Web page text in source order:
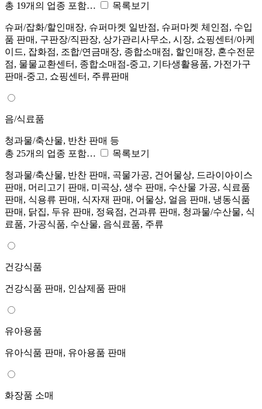
총 19개의 업종 포함…
목록보기
슈퍼/잡화/할인매장, 슈퍼마켓 일반점, 슈퍼마켓 체인점, 수입
품 판매, 구판장/직판장, 상가관리사무소, 시장, 쇼핑센터/아케
이드, 잡화점, 조합/연금매장, 종합소매점, 할인매장, 혼수전문
점, 물물교환센터, 종합소매점-중고, 기타생활용품, 가전가구
판매-중고, 쇼핑센터, 주류판매
음/식료품
청과물/축산물, 반찬 판매 등
총 25개의 업종 포함…
목록보기
청과물/축산물, 반찬 판매, 곡물가공, 건어물상, 드라이아이스
판매, 머리고기 판매, 미곡상, 생수 판매, 수산물 가공, 식료품
판매, 식용류 판매, 식자재 판매, 어물상, 얼음 판매, 냉동식품
판매, 닭집, 두유 판매, 정육점, 건과류 판매, 청과물/수산물, 식
료품, 가공식품, 수산물, 음식료품, 주류
건강식품
건강식품 판매, 인삼제품 판매
유아용품
유아식품 판매, 유아용품 판매
화장품 소매